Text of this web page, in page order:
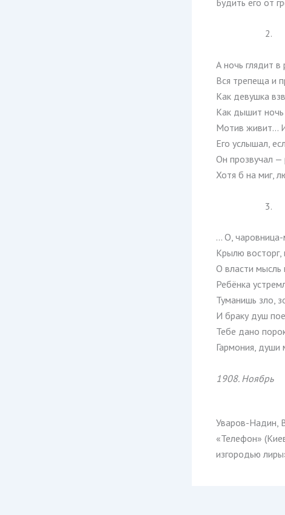
2.
А ночь глядит в
Вся трепеща и
Как девушка
Как дышит
Мотив живит…
Его услышал,
Он прозвучал —
Хотя б на миг,
3.
… О, чаровница-
Крылю
О власти
Ребёнка
Туманишь зло,
И браку душ
Тебе дано
Гармония, души
1908. Ноябрь
Уваров-Надин,
«Телефон»
изгородью